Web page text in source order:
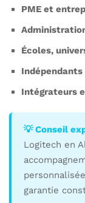
PME et
Écoles,
Intégrateurs
💡 Conseil
Logitech en
garantie